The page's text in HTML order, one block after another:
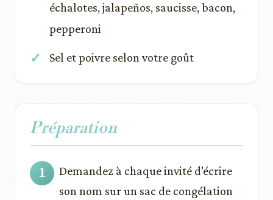
échalotes, jalapeños, saucisse, bacon,
pepperoni
Sel et poivre selon votre goût
Préparation
Demandez à chaque invité d’écrire
son nom sur un sac de congélation